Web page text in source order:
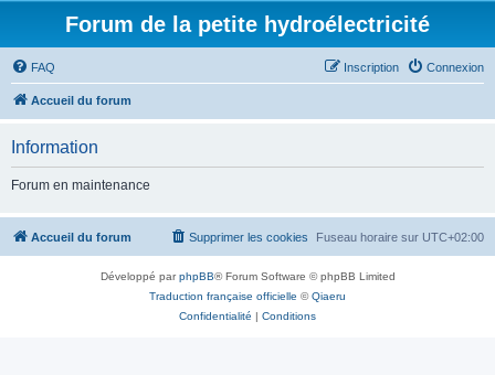
Forum de la petite hydroélectricité
FAQ Connexion
Inscription
Accueil du forum
Information
Forum en maintenance
Accueil du forum Fuseau horaire sur UTC+02:00
Supprimer les cookies
Développé parphpBB® Forum Software © phpBB Limited
Traduction française officielle ©Qiaeru
Confidentialité | Conditions